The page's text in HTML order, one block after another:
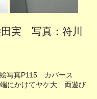
実 写真：符川
写真P115 カバース
にかけてヤケ大 両遊び